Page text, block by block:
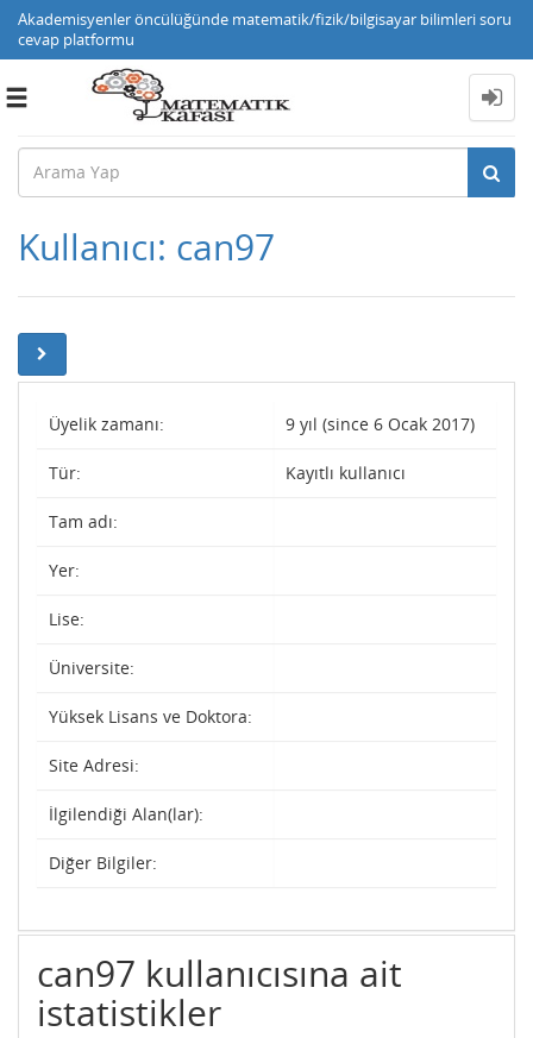
Akademisyenler öncülüğünde matematik/fizik/bilgisayar bilimleri soru
cevap platformu
Toggle
Kullanıcı: can97
Üyelik zamanı: 9 yıl (since 6 Ocak 2017)
Tür: Kayıtlı kullanıcı
Tam adı:
Yer:
Lise:
Üniversite:
Yüksek Lisans ve Doktora:
Site Adresi:
İlgilendiği Alan(lar):
Diğer Bilgiler:
can97 kullanıcısına ait
istatistikler